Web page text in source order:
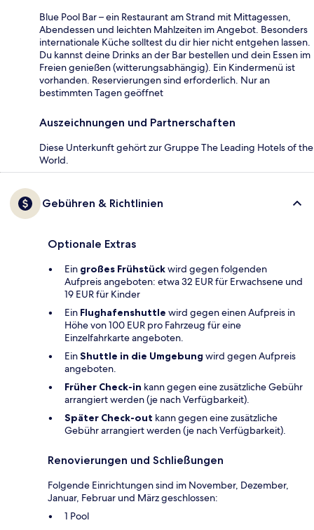
Blue Pool Bar – ein Restaurant am Strand mit Mittagessen,
Abendessen und leichten Mahlzeiten im Angebot. Besonders
internationale Küche solltest du dir hier nicht entgehen lassen.
Du kannst deine Drinks an der Bar bestellen und dein Essen im
Freien genießen (witterungsabhängig). Ein Kindermenü ist
vorhanden. Reservierungen sind erforderlich. Nur an
bestimmten Tagen geöffnet
Auszeichnungen und Partnerschaften
Diese Unterkunft gehört zur Gruppe The Leading Hotels of the
World.
Gebühren & Richtlinien
Optionale Extras
Ein großes Frühstückwird gegen folgenden
Aufpreis angeboten: etwa 32 EUR für Erwachsene und
19 EUR für Kinder
Ein Flughafenshuttle wird gegen einen Aufpreis in
Höhe von 100 EUR pro Fahrzeug für eine
Einzelfahrkarte angeboten.
EinShuttle in die Umgebung wird gegen Aufpreis
angeboten.
Früher Check-in kann gegen eine zusätzliche Gebühr
arrangiert werden (je nach Verfügbarkeit).
Später Check-out kann gegen eine zusätzliche
Gebühr arrangiert werden (je nach Verfügbarkeit).
Renovierungen und Schließungen
Folgende Einrichtungen sind im November, Dezember,
Januar, Februar und März geschlossen:
1 Pool